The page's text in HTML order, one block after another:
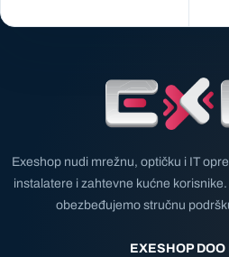
Exeshop nudi mrežnu, optičku i IT
instalatere i zahtevne kućne
obezbeđujemo stručnu
EXESHOP DOO